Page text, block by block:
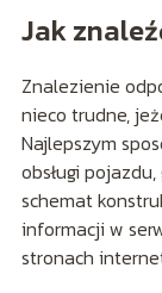
Jak
Znalezienie
nieco trudne,
Najlepszym
obsługi
schemat
informacji w
stronach